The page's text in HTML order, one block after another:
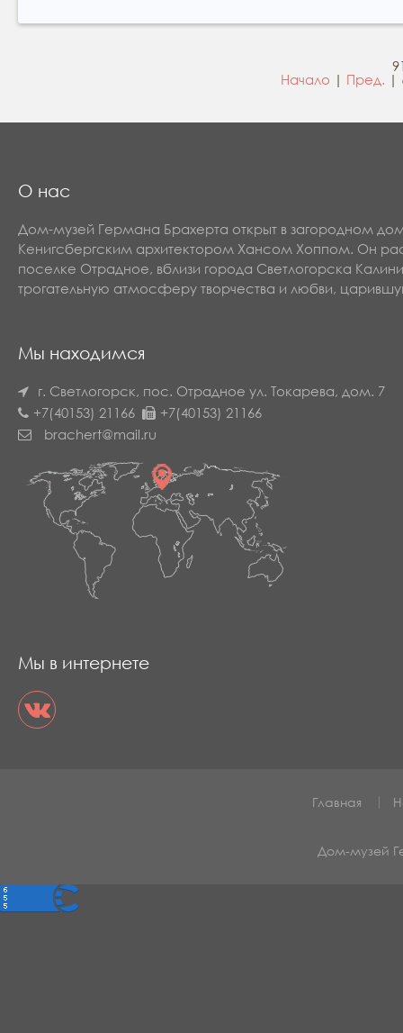
Начало | Пред. |
О нас
Дом-музей Германа Брахерта открыт в загородном
Кенигсбергским архитектором Хансом Хоппом. Он
поселке Отрадное, вблизи города Светлогорска
трогательную атмосферу творчества и любви,
Мы находимся
г. Светлогорск, пос. Отрадное ул. Токарева, дом. 7
+7(40153) 21166
+7(40153) 21166
brachert@mail.ru
Мы в интернете
Главная
Дом-музей